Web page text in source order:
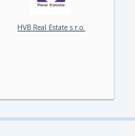
HVB Real Estate s.r.o.